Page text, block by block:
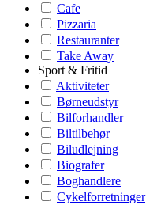
Cafe
Pizzaria
Restauranter
Take Away
Sport & Fritid
Aktiviteter
Børneudstyr
Bilforhandler
Biltilbehør
Biludlejning
Biografer
Boghandlere
Cykelforretninger